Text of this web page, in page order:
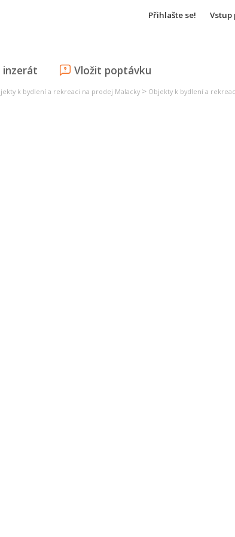
Přihlašte se! Vstup
inzerát Vložit poptávku
k bydlení a rekreaci na prodej Malacky > Objekty k bydlení a